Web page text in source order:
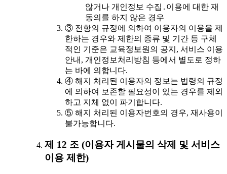
않거나 개인정보 수집․이용에 대한 재
동의를 하지 않은 경우
③ 전항의 규정에 의하여 이용자의 이용을 제
한하는 경우와 제한의 종류 및 기간 등 구체
적인 기준은 교육정보원의 공지, 서비스 이용
안내, 개인정보처리방침 등에서 별도로 정하
는 바에 의합니다.
④ 해지 처리된 이용자의 정보는 법령의 규정
에 의하여 보존할 필요성이 있는 경우를 제외
하고 지체 없이 파기합니다.
⑤ 해지 처리된 이용자번호의 경우, 재사용이
불가능합니다.
제 12 조 (이용자 게시물의 삭제 및 서비스
이용 제한)